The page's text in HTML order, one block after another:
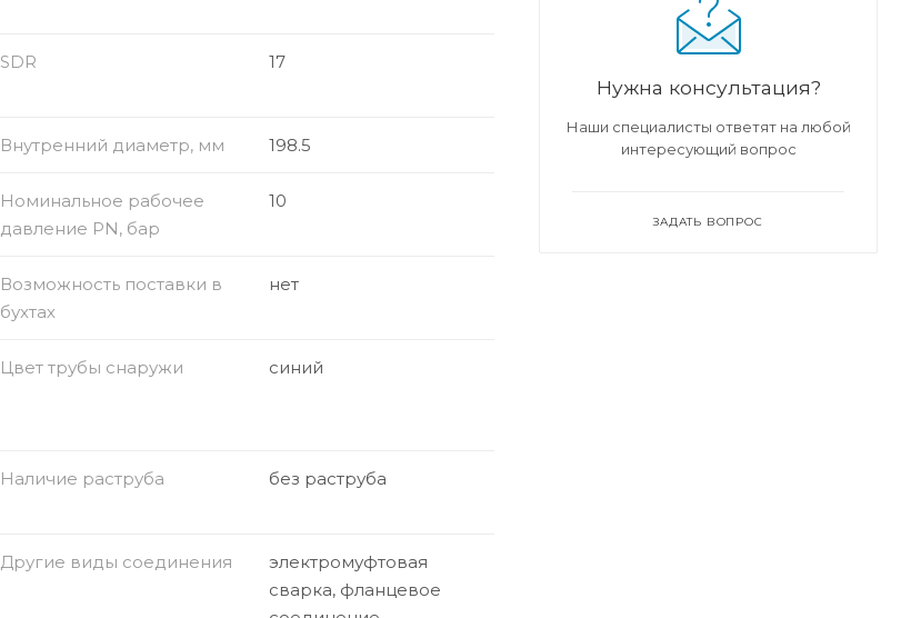
SDR 17
Внутренний диаметр, мм 198.5
Номинальное рабочее
давление PN, бар
10
Возможность поставки в
бухтах
нет
Цвет трубы снаружи синий
Наличие раструба без раструба
Другие виды соединения
электромуфтовая
сварка, фланцевое
Нужна консультация?
Наши специалисты ответят на любой
интересующий вопрос
ЗАДАТЬ ВОПРОС